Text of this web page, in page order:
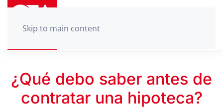
Skip to main content
¿Qué debo saber antes de
contratar una hipoteca?